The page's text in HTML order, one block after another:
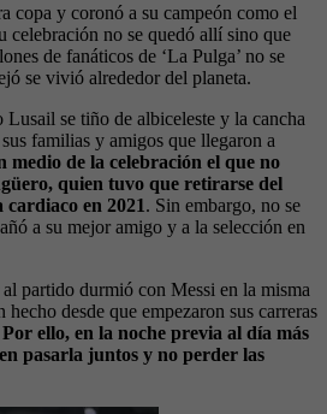
copa y coronó a su campeón como el
celebración no se quedó allí sino que
de fanáticos de ‘La Pulga’ no se
se vivió alrededor del planeta.
se tiño de albiceleste y la cancha
familias y amigos que llegaron a
medio de la celebración el que no
quien tuvo que retirarse del
en 2021. Sin embargo, no se
a su mejor amigo y a la selección en
partido durmió con Messi en la misma
desde que empezaron sus carreras
Por ello, en la noche previa al día más
pasarla juntos y no perder las